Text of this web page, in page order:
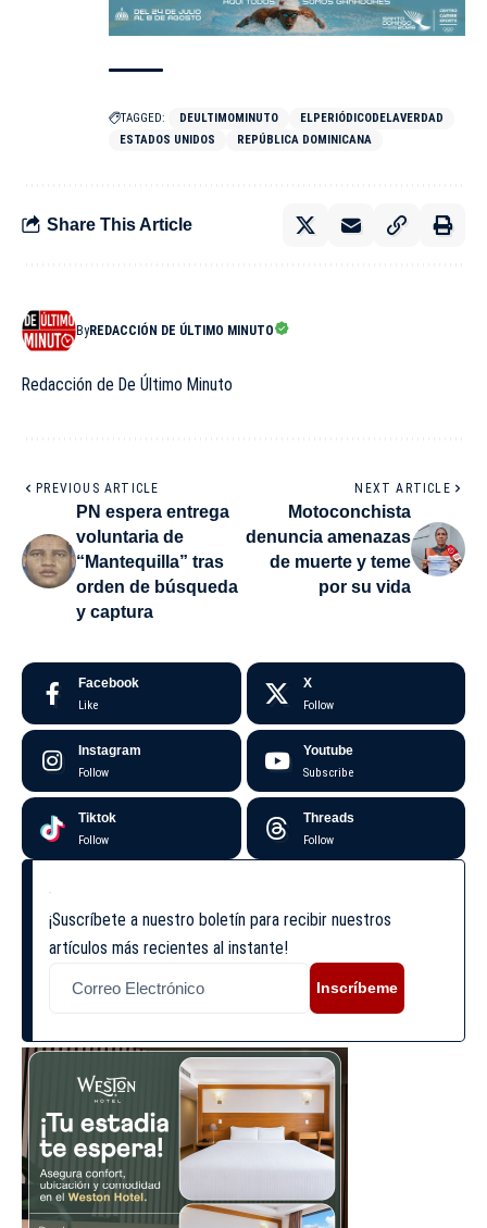
TAGGED: DEULTIMOMINUTO
ELPERIÓDICODELAVERDAD
ESTADOS UNIDOS
REPÚBLICA DOMINICANA
Share This Article
ByREDACCIÓN DE ÚLTIMO MINUTO
Redacción de De Último Minuto
PREVIOUS ARTICLE
PN espera entrega
voluntaria de
“Mantequilla” tras
orden de búsqueda
y captura
NEXT ARTICLE
Motoconchista
denuncia amenazas
de muerte y teme
por su vida
Facebook
Like
X
Follow
Instagram
Follow
Youtube
Subscribe
Tiktok
Follow
Threads
Follow
¡Suscríbete a nuestro boletín para recibir nuestros
artículos más recientes al instante!
Inscríbeme